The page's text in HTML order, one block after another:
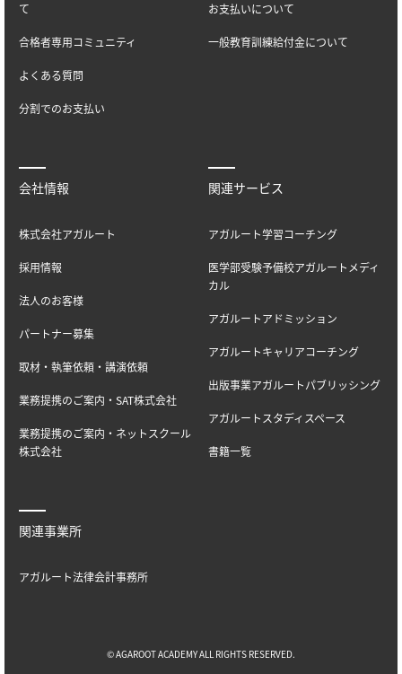
て
合格者専用コミュニティ
よくある質問
分割でのお支払い
お支払いについて
一般教育訓練給付金について
会社情報
株式会社アガルート
採用情報
法人のお客様
パートナー募集
取材・執筆依頼・講演依頼
業務提携のご案内・SAT株式会社
業務提携のご案内・ネットスクール
株式会社
関連サービス
アガルート学習コーチング
医学部受験予備校アガルートメディ
カル
アガルートアドミッション
アガルートキャリアコーチング
出版事業アガルートパブリッシング
アガルートスタディスペース
書籍一覧
関連事業所
アガルート法律会計事務所
© AGAROOT ACADEMY ALL RIGHTS RESERVED.